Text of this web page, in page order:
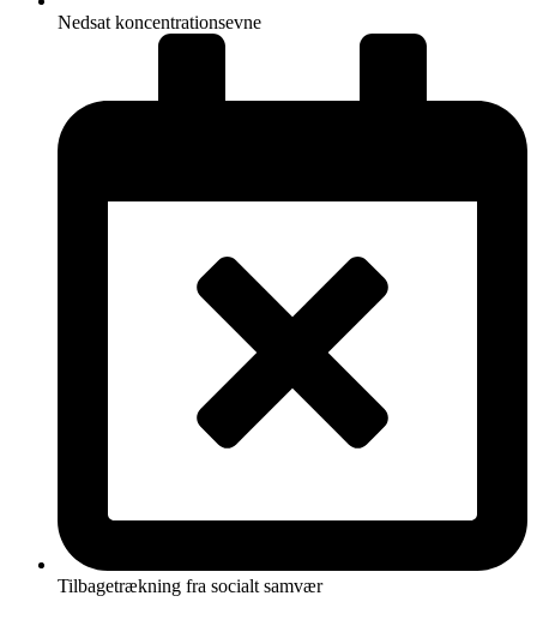
Nedsat koncentrationsevne
Tilbagetrækning fra socialt samvær